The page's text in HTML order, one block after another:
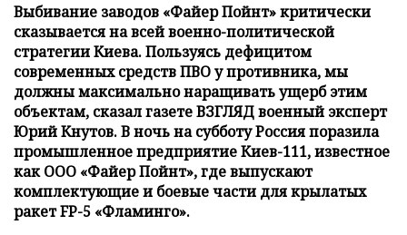
Выбивание заводов «Файер Пойнт» критически
сказывается на всей военно-политической
стратегии Киева. Пользуясь дефицитом
современных средств ПВО у противника, мы
должны максимально наращивать ущерб этим
объектам, сказал газете ВЗГЛЯД военный эксперт
Юрий Кнутов. В ночь на субботу Россия поразила
промышленное предприятие Киев-111, известное
как ООО «Файер Пойнт», где выпускают
комплектующие и боевые части для крылатых
ракет FP-5 «Фламинго».